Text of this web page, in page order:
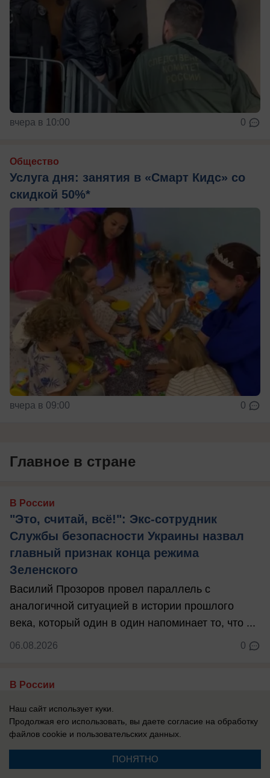
вчера в 10:00 0
Общество
Услуга дня: занятия в «Смарт Кидс» со
скидкой 50%*
вчера в 09:00 0
Главное в стране
В России
"Это, считай, всё!": Экс-сотрудник
Службы безопасности Украины назвал
главный признак конца режима
Зеленского
Василий Прозоров провел параллель с
аналогичной ситуацией в истории прошлого
века, который один в один напоминает то, что ...
06.08.2026 0
В России
эксперт рассказал, откуда летели
украинские дроны на Ярославль
Целями стал нефтеперерабатывающий завод.
Наш сайт использует куки.
Продолжая его использовать, вы даете согласие на обработку
файлов cookie и пользовательских данных.
ПОНЯТНО